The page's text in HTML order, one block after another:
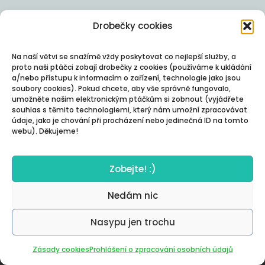
Drobečky cookies
Na naší větvi se snažímě vždy poskytovat co nejlepší služby, a
proto naši ptáčci zobají drobečky z cookies (používáme k ukládání
a/nebo přístupu k informacím o zařízení, technologie jako jsou
soubory cookies). Pokud chcete, aby vše správně fungovalo,
umožněte našim elektronickým ptáčkům si zobnout (vyjádřete
souhlas s těmito technologiemi, který nám umožní zpracovávat
údaje, jako je chování při procházení nebo jedinečná ID na tomto
webu). Děkujeme!
Zobejte! :)
Nedám nic
Nasypu jen trochu
Zásady cookiesProhlášení o zpracování osobních údajů
Autor:Posterity